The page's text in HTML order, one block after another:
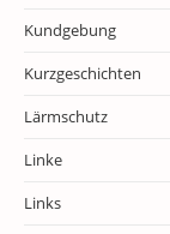
Kundgebung
Kurzgeschichten
Lärmschutz
Linke
Links